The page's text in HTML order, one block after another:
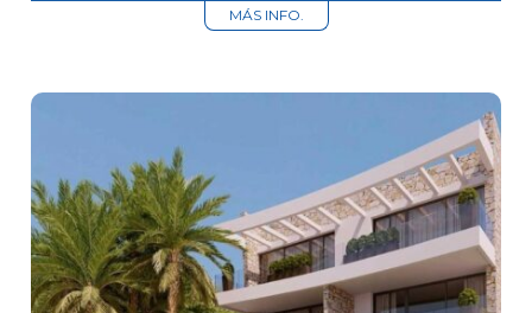
MÁS INFO.